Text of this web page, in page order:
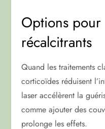
Options pour
récalcitrants
Quand les traitements
corticoïdes réduisent
laser accélèrent la
comme ajouter des
prolonge les effets.